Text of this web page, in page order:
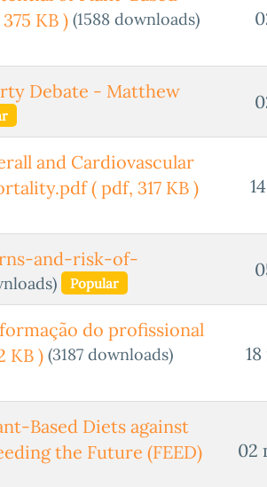
KB ) (1588 downloads)
Debate - Matthew
and Cardiovascular
( pdf, 317 KB )
and-risk-of-
Popular
do profissional
KB ) (3187 downloads)
Based Diets against
the Future (FEED)
02